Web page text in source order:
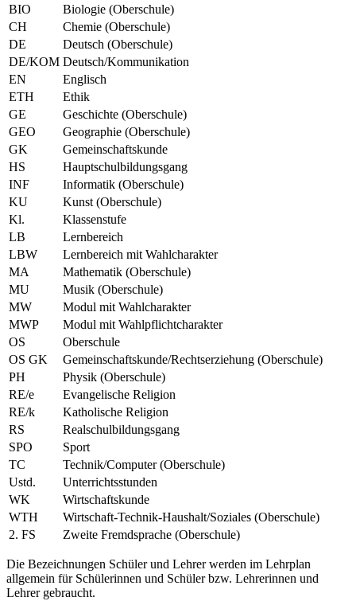
BIO
Biologie (Oberschule)
CH
Chemie (Oberschule)
DE
Deutsch (Oberschule)
DE/KOM Deutsch/Kommunikation
EN
Englisch
ETH
Ethik
GE
Geschichte (Oberschule)
GEO
Geographie (Oberschule)
GK
Gemeinschaftskunde
HS
Hauptschulbildungsgang
INF
Informatik (Oberschule)
KU
Kunst (Oberschule)
Kl.
Klassenstufe
LB
Lernbereich
LBW
Lernbereich mit Wahlcharakter
MA
Mathematik (Oberschule)
MU
Musik (Oberschule)
MW
Modul mit Wahlcharakter
MWP
Modul mit Wahlpflichtcharakter
OS
Oberschule
OS GK
Gemeinschaftskunde/Rechtserziehung (Oberschule)
PH
Physik (Oberschule)
RE/e
Evangelische Religion
RE/k
Katholische Religion
RS
Realschulbildungsgang
SPO
Sport
TC
Technik/Computer (Oberschule)
Ustd.
Unterrichtsstunden
WK
Wirtschaftskunde
WTH
Wirtschaft-Technik-Haushalt/Soziales (Oberschule)
2. FS
Zweite Fremdsprache (Oberschule)
Die Bezeichnungen Schüler und Lehrer werden im Lehrplan
allgemein für Schülerinnen und Schüler bzw. Lehrerinnen und
Lehrer gebraucht.